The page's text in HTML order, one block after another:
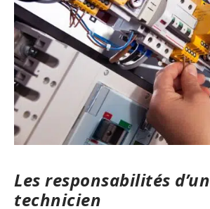
Les responsabilités d’un
technicien